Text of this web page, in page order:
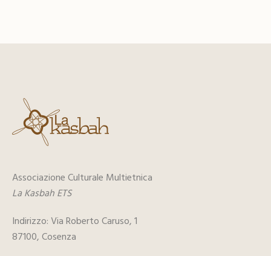
Associazione Culturale Multietnica
La Kasbah ETS
Indirizzo: Via Roberto Caruso, 1
87100, Cosenza